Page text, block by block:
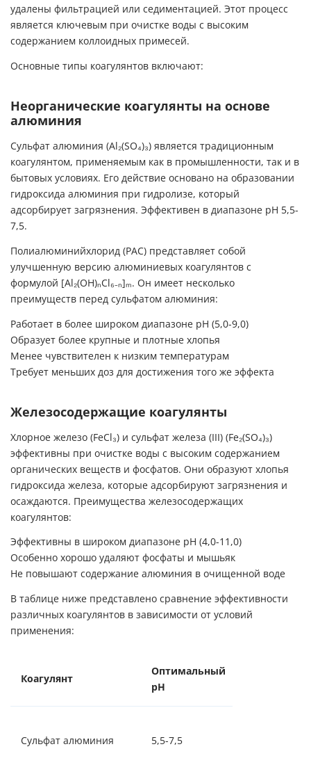
удалены фильтрацией или седиментацией. Этот процесс
является ключевым при очистке воды с высоким
содержанием коллоидных примесей.
Основные типы коагулянтов включают:
Неорганические коагулянты на основе
алюминия
Сульфат алюминия (Al₂(SO₄)₃) является традиционным
коагулянтом, применяемым как в промышленности, так и в
бытовых условиях. Его действие основано на образовании
гидроксида алюминия при гидролизе, который
адсорбирует загрязнения. Эффективен в диапазоне pH 5,5-
7,5.
Полиалюминийхлорид (PAC) представляет собой
улучшенную версию алюминиевых коагулянтов с
формулой [Al₂(OH)ₙCl₆₋ₙ]ₘ. Он имеет несколько
преимуществ перед сульфатом алюминия:
Работает в более широком диапазоне pH (5,0-9,0)
Образует более крупные и плотные хлопья
Менее чувствителен к низким температурам
Требует меньших доз для достижения того же эффекта
Железосодержащие коагулянты
Хлорное железо (FeCl₃) и сульфат железа (III) (Fe₂(SO₄)₃)
эффективны при очистке воды с высоким содержанием
органических веществ и фосфатов. Они образуют хлопья
гидроксида железа, которые адсорбируют загрязнения и
осаждаются. Преимущества железосодержащих
коагулянтов:
Эффективны в широком диапазоне pH (4,0-11,0)
Особенно хорошо удаляют фосфаты и мышьяк
Не повышают содержание алюминия в очищенной воде
В таблице ниже представлено сравнение эффективности
различных коагулянтов в зависимости от условий
применения:
Коагулянт
Оптимальный
pH
Сульфат алюминия 5,5-7,5